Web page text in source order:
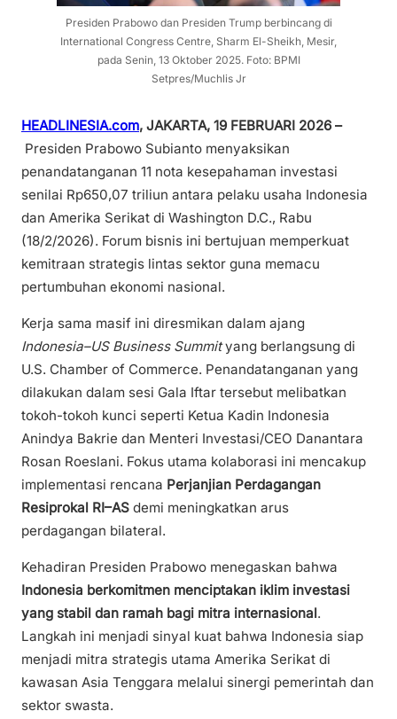
Presiden Prabowo dan Presiden Trump berbincang di
International Congress Centre, Sharm El-Sheikh, Mesir,
pada Senin, 13 Oktober 2025. Foto: BPMI
Setpres/Muchlis Jr
HEADLINESIA.com, JAKARTA, 19 FEBRUARI 2026 –
Presiden Prabowo Subianto menyaksikan
penandatanganan 11 nota kesepahaman investasi
senilai Rp650,07 triliun antara pelaku usaha Indonesia
dan Amerika Serikat di Washington D.C., Rabu
(18/2/2026). Forum bisnis ini bertujuan memperkuat
kemitraan strategis lintas sektor guna memacu
pertumbuhan ekonomi nasional.
Kerja sama masif ini diresmikan dalam ajang
Indonesia–US Business Summityang berlangsung di
U.S. Chamber of Commerce. Penandatanganan yang
dilakukan dalam sesi Gala Iftar tersebut melibatkan
tokoh-tokoh kunci seperti Ketua Kadin Indonesia
Anindya Bakrie dan Menteri Investasi/CEO Danantara
Rosan Roeslani. Fokus utama kolaborasi ini mencakup
implementasi rencana Perjanjian Perdagangan
Resiprokal RI–AS demi meningkatkan arus
perdagangan bilateral.
Kehadiran Presiden Prabowo menegaskan bahwa
Indonesia berkomitmen menciptakan iklim investasi
yang stabil dan ramah bagi mitra internasional.
Langkah ini menjadi sinyal kuat bahwa Indonesia siap
menjadi mitra strategis utama Amerika Serikat di
kawasan Asia Tenggara melalui sinergi pemerintah dan
sektor swasta.